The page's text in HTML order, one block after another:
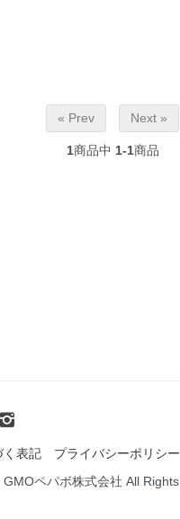
« Prev Next »
1商品中 1-1商品
く表記 プライバシーポリシー
GMOペパボ株式会社 All